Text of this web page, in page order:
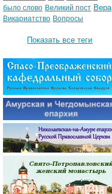
было слово Великий пост Вера
Викариатство Вопросы
Показать все теги